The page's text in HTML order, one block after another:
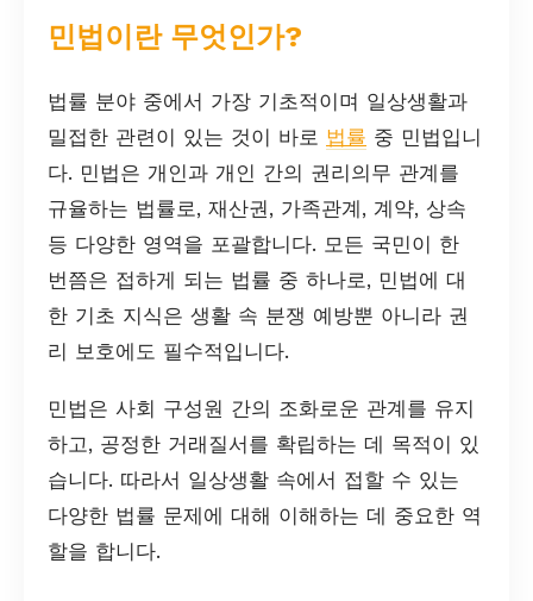
민법이란 무엇인가?
법률 분야 중에서 가장 기초적이며 일상생활과
밀접한 관련이 있는 것이 바로 법률 중 민법입니
다. 민법은 개인과 개인 간의 권리의무 관계를
규율하는 법률로, 재산권, 가족관계, 계약, 상속
등 다양한 영역을 포괄합니다. 모든 국민이 한
번쯤은 접하게 되는 법률 중 하나로, 민법에 대
한 기초 지식은 생활 속 분쟁 예방뿐 아니라 권
리 보호에도 필수적입니다.
민법은 사회 구성원 간의 조화로운 관계를 유지
하고, 공정한 거래질서를 확립하는 데 목적이 있
습니다. 따라서 일상생활 속에서 접할 수 있는
다양한 법률 문제에 대해 이해하는 데 중요한 역
할을 합니다.